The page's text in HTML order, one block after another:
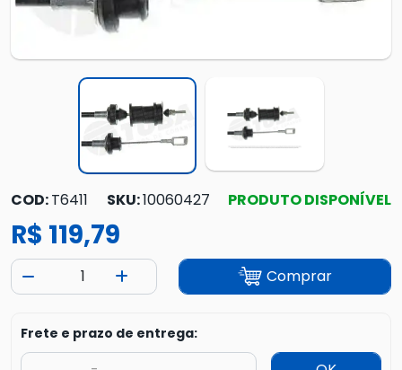
COD:T6411 SKU:10060427 PRODUTO DISPONÍVEL
R$ 119,79
Comprar
Frete e prazo de entrega: